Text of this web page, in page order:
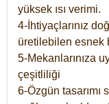
yüksek ısı verimi.
4-İhtiyaçlarınız
üretilebilen esnek
5-Mekanlarınıza
çeşitliliği
6-Özgün tasarımı